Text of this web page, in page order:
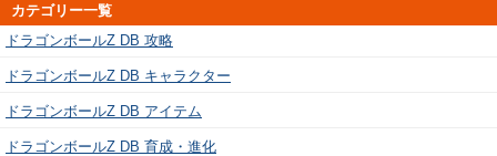
カテゴリー一覧
ドラゴンボールZ DB 攻略
ドラゴンボールZ DB キャラクター
ドラゴンボールZ DB アイテム
ドラゴンボールZ DB 育成・進化